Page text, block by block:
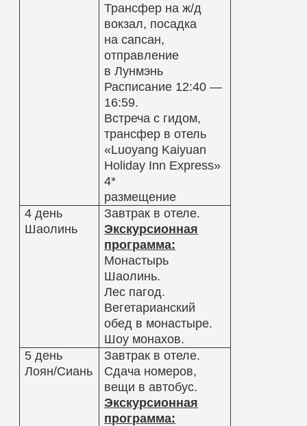
Трансфер на ж/д
вокзал, посадка
на сапсан,
отправление
в Лунмэнь
Расписание 12:40 —
16:59.
Встреча с гидом,
трансфер в отель
«Luoyang Kaiyuan
Holiday Inn Express»
4*
размещение
4 день
Шаолинь
Завтрак в отеле.
Экскурсионная
программа:
Монастырь
Шаолинь.
Лес пагод.
Вегетарианский
обед в монастыре.
Шоу монахов.
5 день
Лоян/Сиань
Завтрак в отеле.
Сдача номеров,
вещи в автобус.
Экскурсионная
программа: